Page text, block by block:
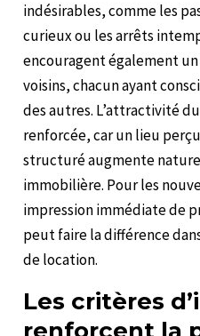
indésirables, comme les
curieux ou les arrêts
encouragent également
voisins, chacun ayant
des autres. L’attractivité
renforcée, car un lieu
structuré augmente
immobilière. Pour les
impression immédiate de
peut faire la différence
de location.
Les critères